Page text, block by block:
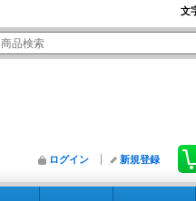
文
ログイン 新規登録